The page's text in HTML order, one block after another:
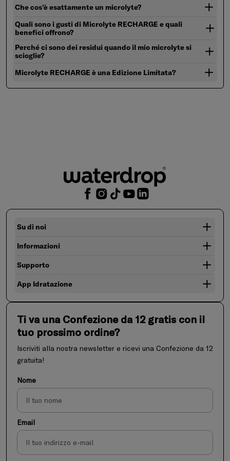
Che cos'è esattamente un microlyte?
Quali sono i gusti di Microlyte RECHARGE e quali
benefici offrono?
Perché ci sono dei residui quando il mio microlyte si
scioglie?
Microlyte RECHARGE è una Edizione Limitata?
Su di noi
Informazioni
Supporto
App Idratazione
Ti va una Confezione da 12 gratis con il
tuo prossimo ordine?
Iscriviti alla nostra newsletter e ricevi una Confezione da 12
gratuita!
Nome
Email